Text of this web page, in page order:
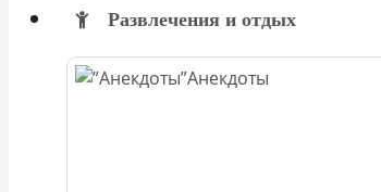
Развлечения и отдых
Анекдоты